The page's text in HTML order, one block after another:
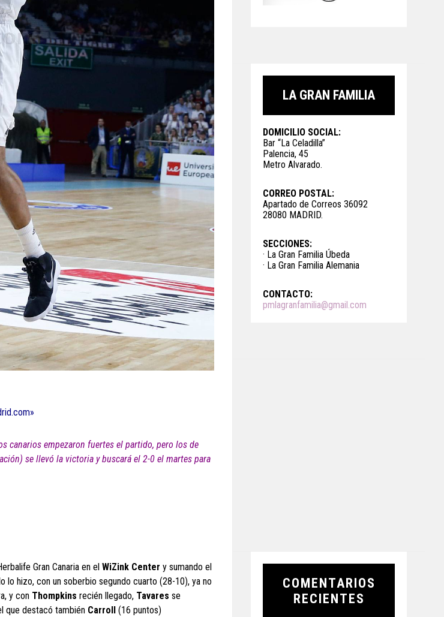
canarios empezaron fuertes el partido, pero los de
se llevó la victoria y buscará el 2-0 el martes para
Gran Canaria en el WiZink Center y sumando el
lo hizo, con un soberbio segundo cuarto (28-10), ya no
y con Thompkins recién llegado, Tavares se
que destacó también Carroll (16 puntos)
LA GRAN FAMILIA
DOMICILIO SOCIAL:
Bar “La Celadilla”
Palencia, 45
Metro Alvarado.
CORREO POSTAL:
Apartado de Correos 36092
28080 MADRID.
SECCIONES:
· La Gran Familia Úbeda
· La Gran Familia Alemania
CONTACTO:
pmlagranfamilia@gmail.com
COMENTARIOS
RECIENTES